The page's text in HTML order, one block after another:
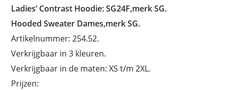
Ladies’ Contrast Hoodie: SG24F,merk SG.
Hooded Sweater Dames,merk SG.
Artikelnummer: 254.52.
Verkrijgbaar in 3 kleuren.
Verkrijgbaar in de maten: XS t/m 2XL.
Prijzen: